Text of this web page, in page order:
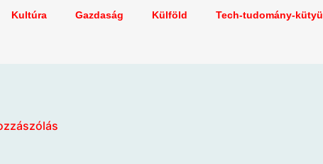
Kultúra Gazdaság Külföld Tech-tudomány-kütyü